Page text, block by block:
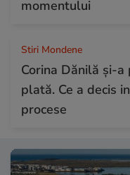
momentului
Stiri Mondene
Corina Dănilă și-
plată. Ce a decis
procese